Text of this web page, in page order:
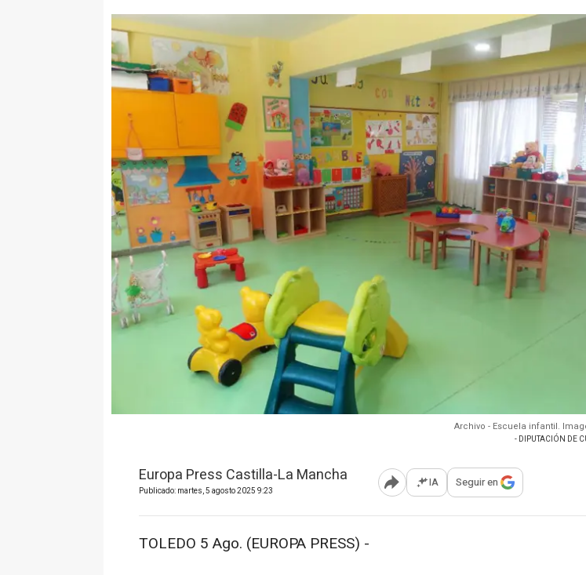
Archivo - Escuela infantil.
- DIPUTACIÓN DE
Europa Press Castilla-La Mancha
Publicado: martes, 5 agosto 2025 9:23 Abrir opciones para compartir
IA Seguir en
TOLEDO 5 Ago. (EUROPA PRESS) -